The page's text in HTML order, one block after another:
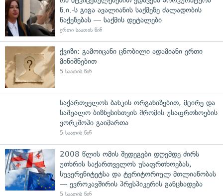
ნ.ი.-ს გიგა ავალიანის საქმეზე ძალადობის
წაქეზებას — საქმის დეტალები
ერთი საათის წინ
ქვიზი: გამოიცანი ცნობილი ადამიანი ერთი
მინიშნებით
5 საათის წინ
საქართველოს ბანკის ორგანიზებით, მცირე და
საშუალო ბიზნესისთვის შრომის უსაფრთხოების
ვორკშოპი გაიმართა
5 საათის წინ
2008 წლის ომის შედეგები დღემდე ძირს
უთხრის საქართველოს უსაფრთხოებას,
სუვერენიტეტსა და ტერიტორიულ მთლიანობას
— ევროკავშირის პრესპიკერის განცხადება
5 საათის წინ